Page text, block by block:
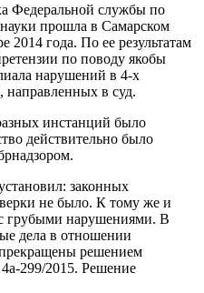
Федеральной службы по
прошла в Самарском
2014 года. По ее результатам
по поводу якобы
нарушений в 4-х
направленных в суд.
инстанций было
действительно было
законных
не было. К тому же и
грубыми нарушениями. В
дела в отношении
решением
299/2015. Решение